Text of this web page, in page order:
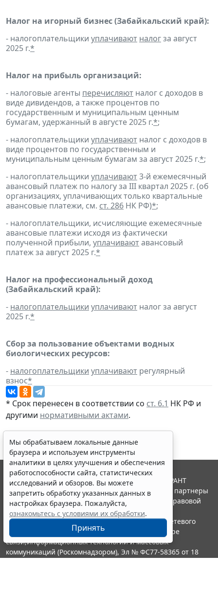
Налог на игорный бизнес (Забайкальский край):
- налогоплательщики уплачивают налогза август
2025 г.*
Налог на прибыль организаций:
- налоговые агенты перечисляют налог с доходов в
виде дивидендов, а также процентов по
государственным и муниципальным ценным
бумагам, удержанный в августе 2025 г.*;
- налогоплательщики уплачивают налог с доходов в
виде процентов по государственным и
муниципальным ценным бумагам за август 2025 г.*;
- налогоплательщики уплачивают3-й ежемесячный
авансовый платеж по налогу за III квартал 2025 г. (об
организациях, уплачивающих только квартальные
авансовые платежи, см. ст. 286 НК РФ)*;
- налогоплательщики, исчисляющие ежемесячные
авансовые платежи исходя из фактически
полученной прибыли, уплачиваютавансовый
платеж за август 2025 г.*
Налог на профессиональный доход
(Забайкальский край):
- налогоплательщики уплачивают налог за август
2025 г.*
Сбор за пользование объектами водных
биологических ресурсов:
- налогоплательщики уплачивают регулярный
взнос*
* Срок перенесен в соответствии со ст. 6.1 НК РФ и
другими нормативными актами.
Мы обрабатываем локальные данные
браузера и используем инструменты
аналитики в целях улучшения и обеспечения
работоспособности сайта, статистических
исследований и обзоров. Вы можете
запретить обработку указанных данных в
настройках браузера. Пожалуйста,
ознакомьтесь с условиями их обработки.
Принять
© ООО "НПП "ГАРАНТ-СЕРВИС", 2026. Система ГАРАНТ
выпускается с 1990 года. Компания "Гарант" и ее партнеры
являются участниками Российской ассоциации правовой
информации ГАРАНТ.
Портал ГАРАНТ.РУ зарегистрирован в качестве сетевого
издания Федеральной службой по надзору в сфере
связи,информационных технологий и массовых
коммуникаций (Роскомнадзором), Эл № ФС77-58365 от 18